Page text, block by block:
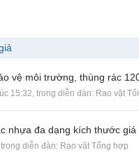
vệ môi trường, thùng rác
15:32, trong diễn đàn: Rao vặt
nhựa đa dạng kích thước
trong diễn đàn: Rao vặt Tổng hợp